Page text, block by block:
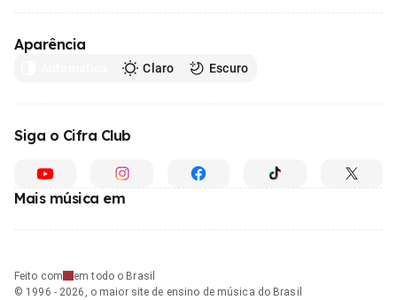
Aparência
Claro Escuro
Siga o Cifra Club
Mais música em
Feito com
em todo o Brasil
© 1996 - 2026, o maior site de ensino de música do Brasil